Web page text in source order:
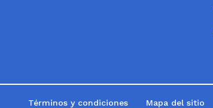
Términos y condiciones Mapa del sitio